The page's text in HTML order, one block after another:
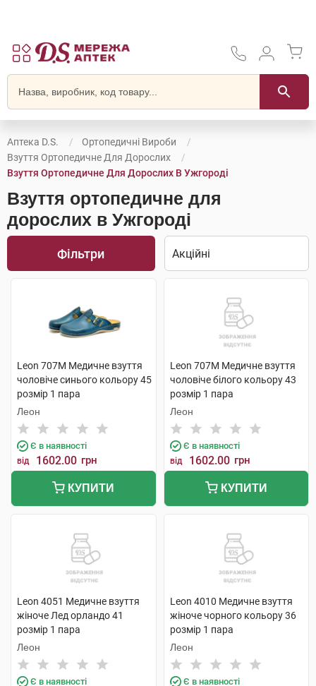
Аптека D.S.
Ортопедичні Вироби
Взуття Ортопедичне Для Дорослих
Взуття Ортопедичне Для Дорослих В Ужгороді
Взуття ортопедичне для
дорослих в Ужгороді
Фільтри
Leon 707M Медичне взуття
чоловіче синього кольору 45
розмір 1 пара
Леон
Є в наявності
від 1602.00 грн
КУПИТИ
Leon 707M Медичне взуття
чоловіче білого кольору 43
розмір 1 пара
Леон
Є в наявності
від 1602.00 грн
КУПИТИ
Leon 4051 Медичне взуття
жіноче Лед орландо 41
розмір 1 пара
Леон
Є в наявності
Leon 4010 Медичне взуття
жіноче чорного кольору 36
розмір 1 пара
Леон
Є в наявності